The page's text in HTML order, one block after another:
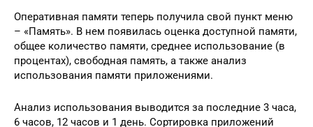
Оперативная памяти теперь получила свой пункт меню
– «Память». В нем появилась оценка доступной памяти,
общее количество памяти, среднее использование (в
процентах), свободная память, а также анализ
использования памяти приложениями.
Анализ использования выводится за последние 3 часа,
6 часов, 12 часов и 1 день. Сортировка приложений